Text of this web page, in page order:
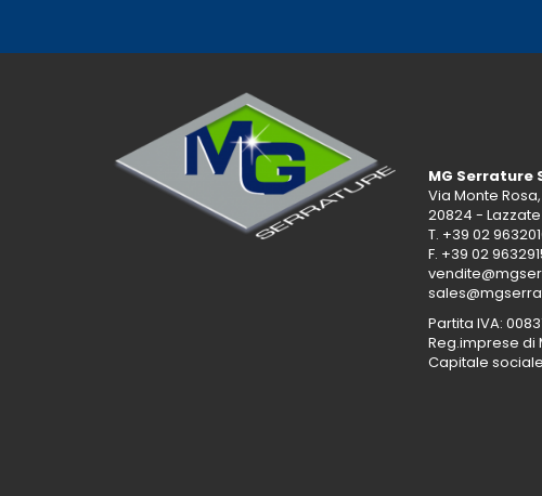
MG Serrature
Via Monte
20824 -
T. +39 02
F. +39 02
Partita IVA:
Reg.imprese di
Capitale